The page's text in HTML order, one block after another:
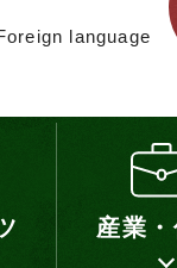
language
産業